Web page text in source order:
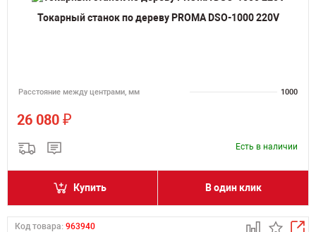
Токарный станок по дереву PROMA DSO-1000 220V
Расстояние между центрами, мм 1000
26 080 ₽
Есть в наличии
Купить В один клик
Код товара: 963940